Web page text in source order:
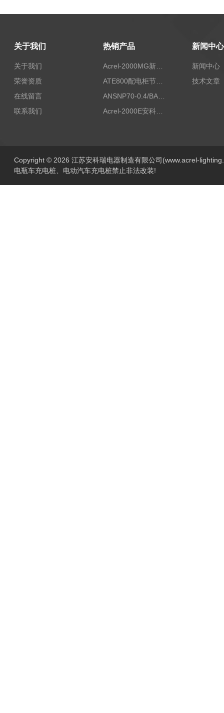
关于我们
关于我们
荣誉资质
在线留言
联系我们
热销产品
Acrel-2000MG新能源消纳安科瑞微电网能量管理系统
ATE800配电柜节点无线测温/表带捆绑/无源感应取电
ANSNP70-0.4/BANSNP中线安防保护器 治理三相不平衡
Acrel-2000E安科瑞Acrel配电室综合监控系统
新闻中心
新闻中心
技术文章
Copyright © 2026 江苏安科瑞电器制造有限公司(www.acrel-
电瓶车充电桩、电动汽车充电桩禁止非法改装!